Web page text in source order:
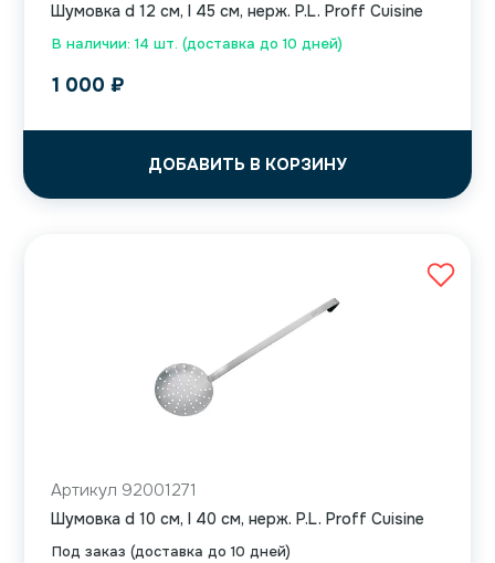
В наличии: 14 шт. (доставка до 10 дней)
Шумовка d 12 см, l 45 см, нерж. P.L. Proff Cuisine
1 000 ₽
ДОБАВИТЬ В КОРЗИНУ
Под заказ (доставка до 10 дней)
Артикул 92001271
Шумовка d 10 см, l 40 см, нерж. P.L. Proff Cuisine